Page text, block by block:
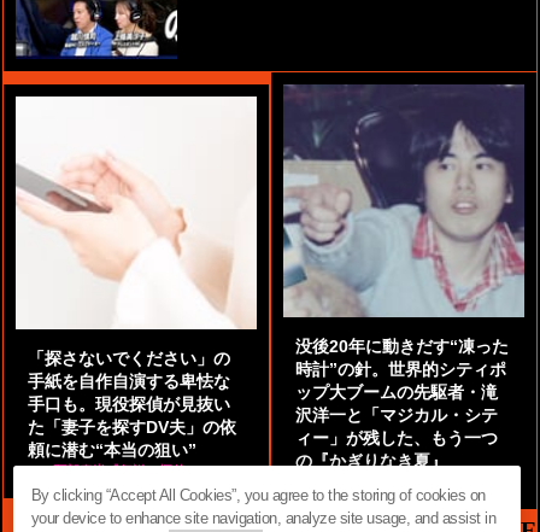
「探さないでください」の
手紙を自作自演する卑怯な
手口も。現役探偵が見抜い
た「妻子を探すDV夫」の依
頼に潜む“本当の狙い”
by 阿部泰尚『伝説の探偵』
没後20年に動きだす“凍った
時計”の針。世界的シティポ
ップ大ブームの先駆者・滝
沢洋一と「マジカル・シテ
ィー」が残した、もう一つ
の『かぎりなき夏』
By clicking “Accept All Cookies”, you agree to the storing of cookies on
your device to enhance site navigation, analyze site usage, and assist in